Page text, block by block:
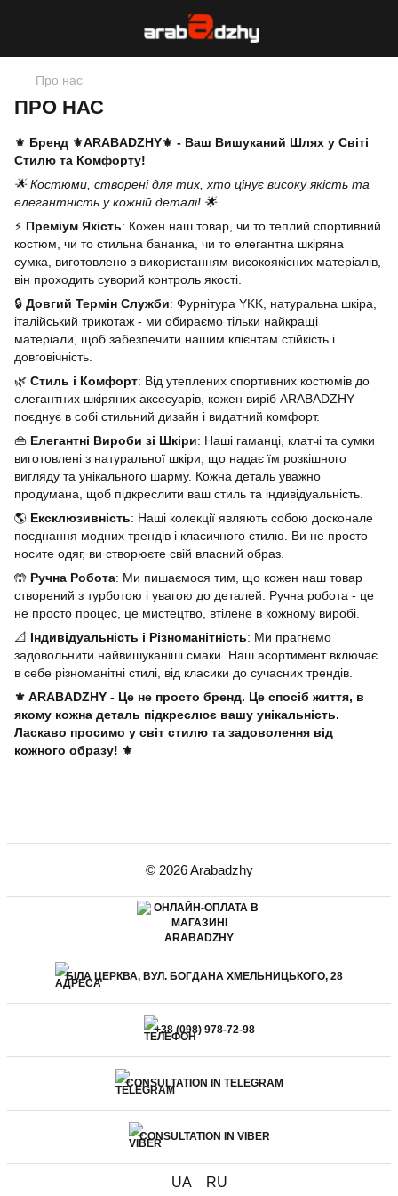
Про нас
ПРО НАС
⚜️ Бренд ⚜️ARABADZHY⚜️ - Ваш Вишуканий Шлях у Світі
Стилю та Комфорту!
🌟 Костюми, створені для тих, хто цінує високу якість та
елегантність у кожній деталі! 🌟
⚡️ Преміум Якість: Кожен наш товар, чи то теплий спортивний
костюм, чи то стильна бананка, чи то елегантна шкіряна
сумка, виготовлено з використанням високоякісних матеріалів,
він проходить суворий контроль якості.
🔒 Довгий Термін Служби: Фурнітура YKK, натуральна шкіра,
італійський трикотаж - ми обираємо тільки найкращі
матеріали, щоб забезпечити нашим клієнтам стійкість і
довговічність.
🌿 Стиль і Комфорт: Від утеплених спортивних костюмів до
елегантних шкіряних аксесуарів, кожен виріб ARABADZHY
поєднує в собі стильний дизайн і видатний комфорт.
👜 Елегантні Вироби зі Шкіри: Наші гаманці, клатчі та сумки
виготовлені з натуральної шкіри, що надає їм розкішного
вигляду та унікального шарму. Кожна деталь уважно
продумана, щоб підкреслити ваш стиль та індивідуальність.
🌎 Ексклюзивність: Наші колекції являють собою досконале
поєднання модних трендів і класичного стилю. Ви не просто
носите одяг, ви створюєте свій власний образ.
🤲 Ручна Робота: Ми пишаємося тим, що кожен наш товар
створений з турботою і увагою до деталей. Ручна робота - це
не просто процес, це мистецтво, втілене в кожному виробі.
📐 Індивідуальність і Різноманітність: Ми прагнемо
задовольнити найвишуканіші смаки. Наш асортимент включає
в себе різноманітні стилі, від класики до сучасних трендів.
⚜️ ARABADZHY - Це не просто бренд. Це спосіб життя, в
якому кожна деталь підкреслює вашу унікальність.
Ласкаво просимо у світ стилю та задоволення від
кожного образу! ⚜️
© 2026 Arabadzhy
БІЛА ЦЕРКВА, ВУЛ. БОГДАНА ХМЕЛЬНИЦЬКОГО, 28
+38 (098) 978-72-98
CONSULTATION IN TELEGRAM
CONSULTATION IN VIBER
UA RU